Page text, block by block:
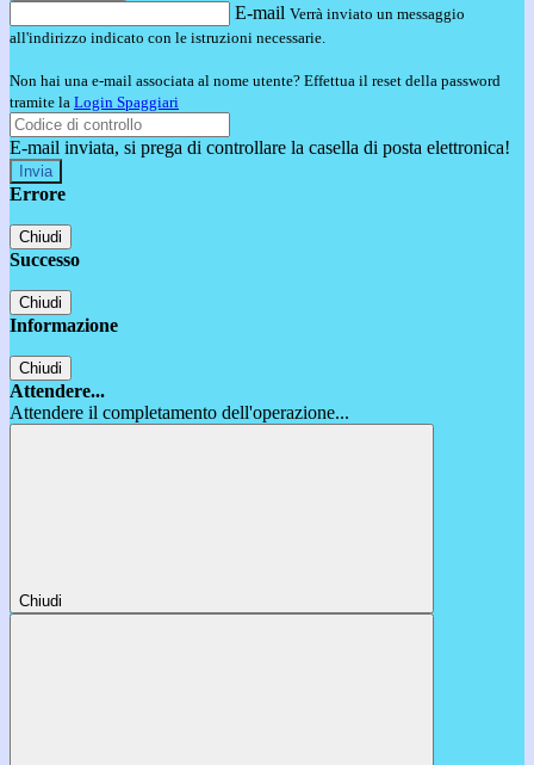
E-mail Verrà inviato un messaggio
all'indirizzo indicato con le istruzioni necessarie.
Non hai una e-mail associata al nome utente? Effettua il reset della password
tramite la Login Spaggiari
E-mail inviata, si prega di controllare la casella di posta elettronica!
Errore
Chiudi
Successo
Chiudi
Informazione
Chiudi
Attendere...
Attendere il completamento dell'operazione...
Chiudi